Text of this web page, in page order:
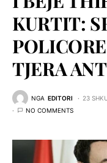
KURTIT:
TJERA
NGA EDITORI 23
NO COMMENTS